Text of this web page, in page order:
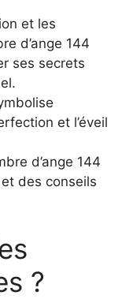
et les
d’ange 144
ses secrets
et l’éveil
d’ange 144
des conseils
?